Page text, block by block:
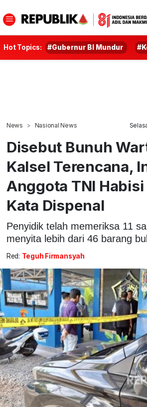
Hot Topics: #Gubernur BI Mundur
News Nasional News
Disebut Bunuh
Kalsel Terencana,
Anggota TNI
Kata Dispenal
Penyidik telah memeriksa 11
menyita lebih dari 46 barang
Red: Teguh Firmansyah